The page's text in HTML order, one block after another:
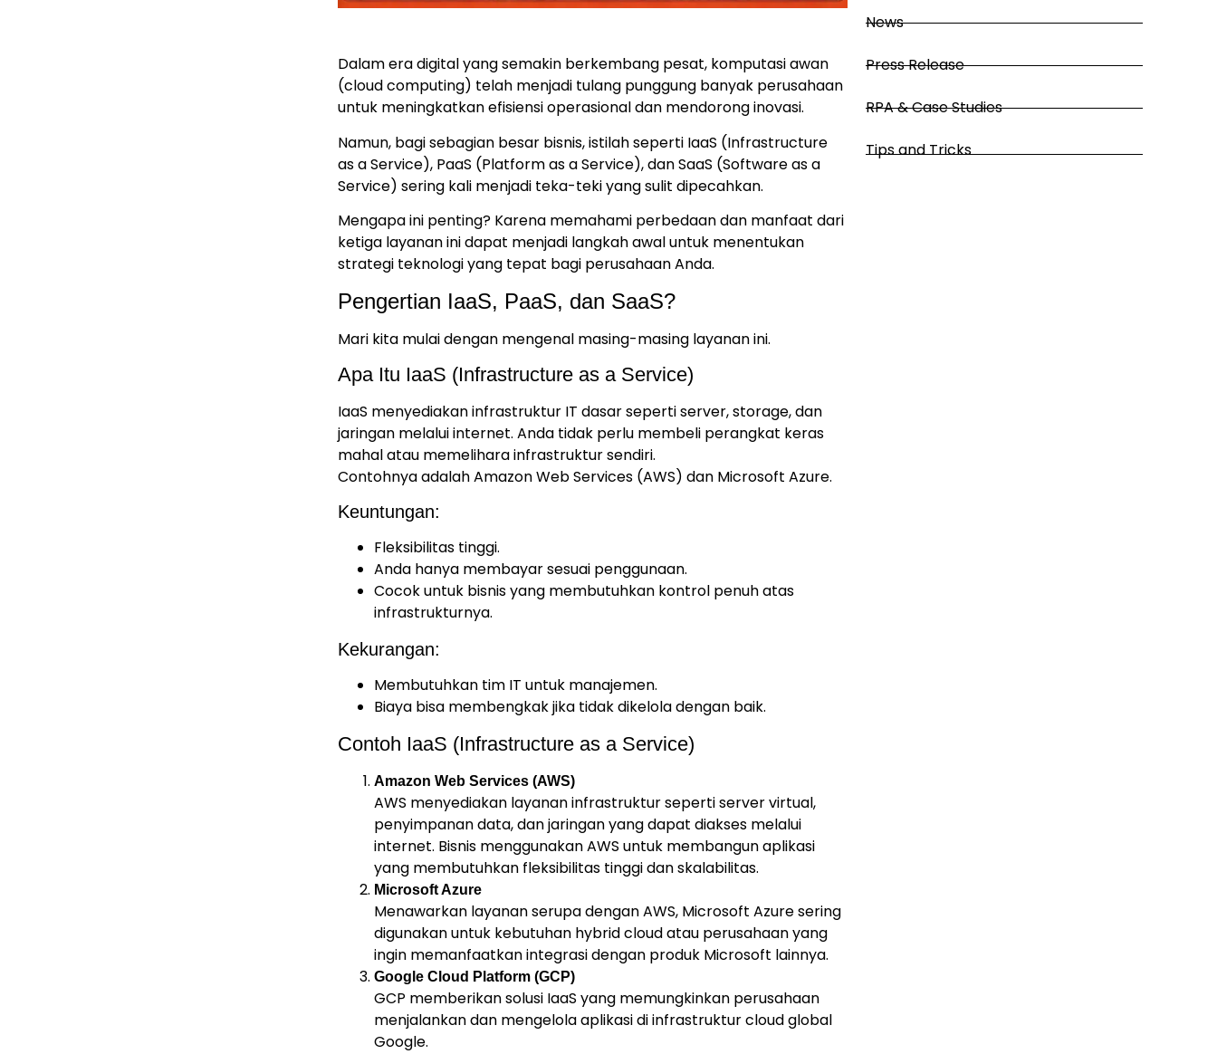
Dalam era digital yang semakin berkembang pesat, komputasi awan
(cloud computing) telah menjadi tulang punggung banyak perusahaan
untuk meningkatkan efisiensi operasional dan mendorong inovasi.
Namun, bagi sebagian besar bisnis, istilah seperti IaaS (Infrastructure
as a Service), PaaS (Platform as a Service), dan SaaS (Software as a
Service) sering kali menjadi teka-teki yang sulit dipecahkan.
Mengapa ini penting? Karena memahami perbedaan dan manfaat dari
ketiga layanan ini dapat menjadi langkah awal untuk menentukan
strategi teknologi yang tepat bagi perusahaan Anda.
Pengertian IaaS, PaaS, dan SaaS?
Mari kita mulai dengan mengenal masing-masing layanan ini.
Apa Itu IaaS (Infrastructure as a Service)
IaaS menyediakan infrastruktur IT dasar seperti server, storage, dan
jaringan melalui internet. Anda tidak perlu membeli perangkat keras
mahal atau memelihara infrastruktur sendiri.
Contohnya adalah Amazon Web Services (AWS) dan Microsoft Azure.
Keuntungan:
Fleksibilitas tinggi.
Anda hanya membayar sesuai penggunaan.
Cocok untuk bisnis yang membutuhkan kontrol penuh atas
infrastrukturnya.
Kekurangan:
Membutuhkan tim IT untuk manajemen.
Biaya bisa membengkak jika tidak dikelola dengan baik.
Contoh IaaS (Infrastructure as a Service)
Amazon Web Services (AWS)
AWS menyediakan layanan infrastruktur seperti server virtual,
penyimpanan data, dan jaringan yang dapat diakses melalui
internet. Bisnis menggunakan AWS untuk membangun aplikasi
yang membutuhkan fleksibilitas tinggi dan skalabilitas.
Microsoft Azure
Menawarkan layanan serupa dengan AWS, Microsoft Azure sering
digunakan untuk kebutuhan hybrid cloud atau perusahaan yang
ingin memanfaatkan integrasi dengan produk Microsoft lainnya.
Google Cloud Platform (GCP)
GCP memberikan solusi IaaS yang memungkinkan perusahaan
menjalankan dan mengelola aplikasi di infrastruktur cloud global
Google.
News
Press Release
RPA & Case Studies
Tips and Tricks